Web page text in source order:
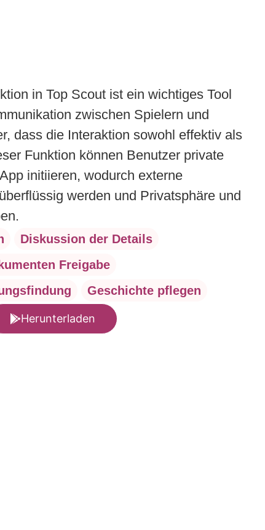
in Top Scout ist ein wichtiges Tool
zwischen Spielern und
dass die Interaktion sowohl effektiv als
Funktion können Benutzer private
initiieren, wodurch externe
werden und Privatsphäre und
Diskussion der Details
Freigabe
Geschichte pflegen
Herunterladen